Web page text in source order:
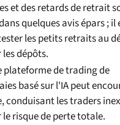
et des retards de retrait
quelques avis épars ; il
les petits retraits au
dépôts.
plateforme de trading de
basé sur l'IA peut
conduisant les traders
risque de perte totale.